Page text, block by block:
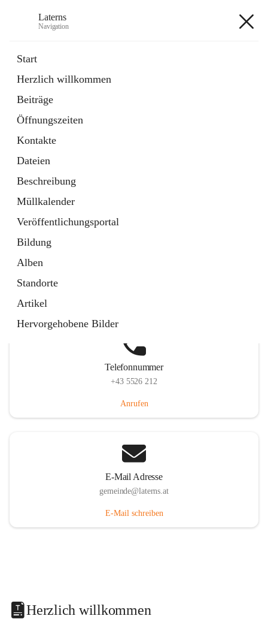
Laterns
Navigation
Start
Herzlich willkommen
Beiträge
Öffnungszeiten
Kontakte
Dateien
Beschreibung
Müllkalender
Veröffentlichungsportal
Bildung
Alben
Standorte
Artikel
Hervorgehobene Bilder
11 Schnellzugriffe
Soziales
1 Schnellzugriff
Telefonnummer
+43 5526 212
Anrufen
E-Mail Adresse
gemeinde@laterns.at
E-Mail schreiben
Herzlich willkommen